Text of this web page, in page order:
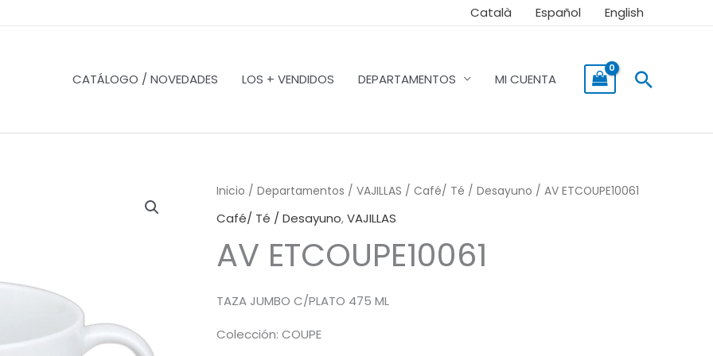
Català Español English
CATÁLOGO / NOVEDADES LOS + VENDIDOS DEPARTAMENTOS MI CUENTA Buscar
Inicio / Departamentos / VAJILLAS / Café/ Té / Desayuno / AV ETCOUPE10061
Café/ Té / Desayuno,VAJILLAS
AV ETCOUPE10061
TAZA JUMBO C/PLATO 475 ML
Colección: COUPE